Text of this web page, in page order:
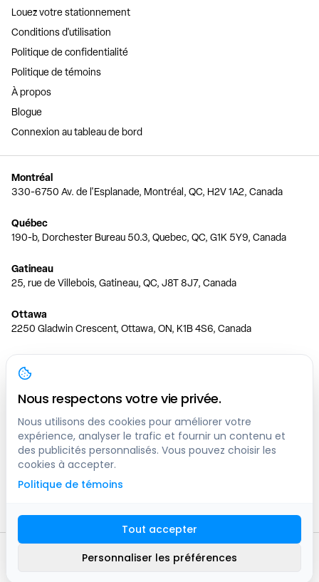
Louez votre stationnement
Conditions d'utilisation
Politique de confidentialité
Politique de témoins
À propos
Blogue
Connexion au tableau de bord
Montréal
330-6750 Av. de l'Esplanade, Montréal, QC, H2V 1A2, Canada
Québec
190-b, Dorchester Bureau 50.3, Quebec, QC, G1K 5Y9, Canada
Gatineau
25, rue de Villebois, Gatineau, QC, J8T 8J7, Canada
Ottawa
2250 Gladwin Crescent, Ottawa, ON, K1B 4S6, Canada
Toronto
150 Ferrand Dr, 6th Floor, Toronto, ON, M3C 3E5, Canada
Vancouver
1200 W 73rd Ave #1415, Vancouver, BC, V6P 6G5, Canada
Calgary
444 5 Ave SW #400 Calgary, AB, T2P 2T8, Canada
2016 -2026
Plan du site
Nous respectons votre vie privée.
Nous utilisons des cookies pour améliorer votre
expérience, analyser le trafic et fournir un contenu et
des publicités personnalisés. Vous pouvez choisir les
cookies à accepter.
Politique de témoins
Tout accepter
Personnaliser les préférences